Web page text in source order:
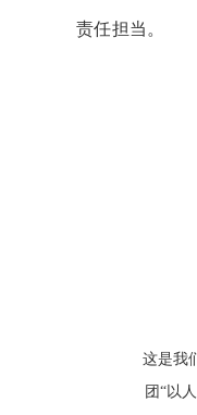
责任担当。
这是我
团“以